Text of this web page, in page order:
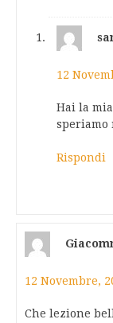
12
Hai la
speriamo
Rispondi
12 Novembre,
Che lezione